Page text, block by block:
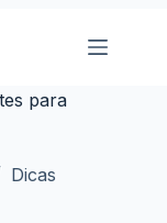
para
Dicas